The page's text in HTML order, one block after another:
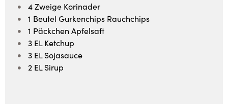
4 Zweige Korinader
1 Beutel Gurkenchips Rauchchips
1 Päckchen Apfelsaft
3 EL Ketchup
3 EL Sojasauce
2 EL Sirup